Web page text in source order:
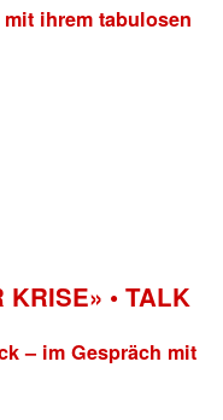
ihrem tabulosen
• TALK
– im Gespräch mit